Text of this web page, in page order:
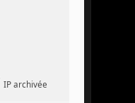
IP archivée